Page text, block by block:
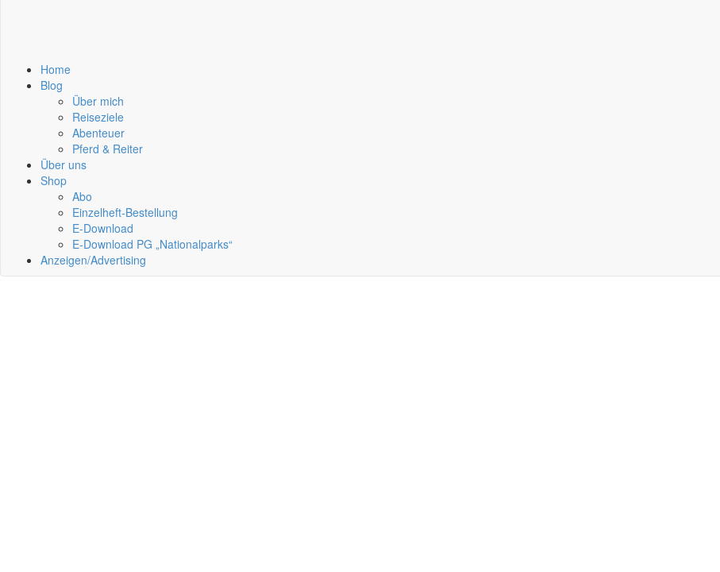
Home
Blog
Über mich
Reiseziele
Abenteuer
Pferd & Reiter
Über uns
Shop
Abo
Einzelheft-Bestellung
E-Download
E-Download PG „Nationalparks“
Anzeigen/Advertising